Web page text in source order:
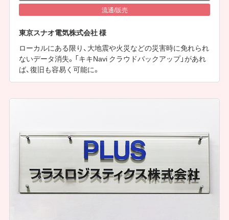
流通/販売
東京スナオ電気株式会社 様
ローカルにある限り、大地震や火災などの災害時に免れられ
ないデータ消失。「キキNavi クラウドバックアップ」があれ
ば、復旧も容易く可能に。